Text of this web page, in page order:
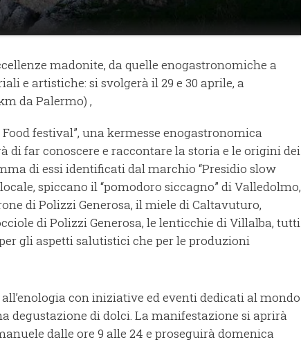
madonite, da quelle enogastronomiche a
e artistiche: si svolgerà il 29 e 30 aprile, a
da Palermo) ,
Food festival”, una kermesse enogastronomica
di far conoscere e raccontare la storia e le origini dei
di essi identificati dal marchio “Presidio slow
spiccano il “pomodoro siccagno” di Valledolmo,
di Polizzi Generosa, il miele di Caltavuturo,
di Polizzi Generosa, le lenticchie di Villalba, tutti
gli aspetti salutistici che per le produzioni
con iniziative ed eventi dedicati al mondo
degustazione di dolci. La manifestazione si aprirà
dalle ore 9 alle 24 e proseguirà domenica